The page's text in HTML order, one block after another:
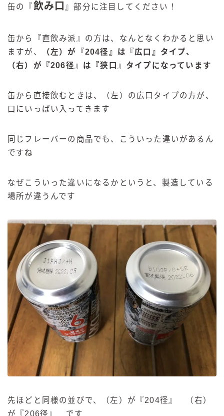
缶の『飲み口 』部分に注目してください！
缶から『直飲み派』の方は、なんとなくわかると思い
ますが、
（左）が『204径』は『広口』タイプ、
（右）が『206径』は『狭口』タイプになっています
缶から直接飲むときは、（左）の広口タイプの方が、
口にいっぱい入ってきます
同じフレーバーの商品でも、こういった違いがあるん
ですね
なぜこういった違いになるかというと、製造している
場所が違うんです
先ほどと同様の並びで、（左）が『204径』 （右）
が『206径』 です